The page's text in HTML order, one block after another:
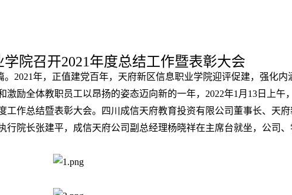
院召开2021年度总结工作暨表彰大会
2021年，正值建党百年，天府新区信息职业学院迎评促建，强化
励全体教职员工以昂扬的姿态迈向新的一年，2022年1月13日上午
作总结暨表彰大会。四川成信天府教育投资有限公司董事长、天
院长张建平，成信天府公司副总经理杨晓祥在主席台就坐，公司